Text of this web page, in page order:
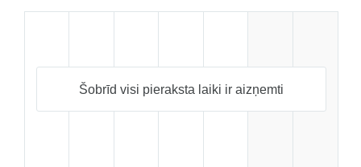
Šobrīd visi pieraksta laiki ir aizņemti